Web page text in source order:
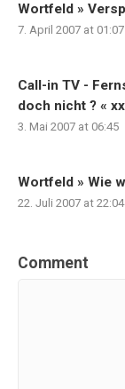
Wortfeld »
7. April 2007 at 01:07
Call-in TV -
doch nicht ? «
3. Mai 2007 at 06:45
Wortfeld » Wie
22. Juli 2007 at 22:04
Comment